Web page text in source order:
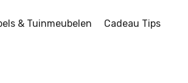
& Tuinmeubelen Cadeau Tips